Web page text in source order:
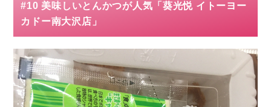
#10 美味しいとんかつが人気「葵光悦 イトーヨー
カドー南大沢店」